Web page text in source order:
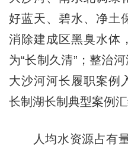
好蓝天、碧水、净土
消除建成区黑臭水体
为“长制久清”；整治
大沙河河长履职案例
长制湖长制典型案例汇
人均水资源占有量